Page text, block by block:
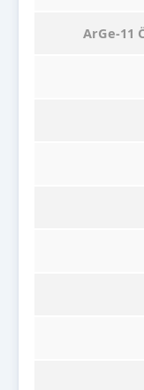
ArGe-11